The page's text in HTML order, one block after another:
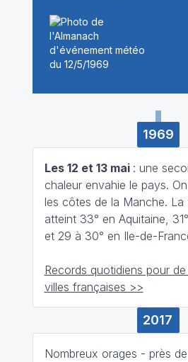
1969
Les 12 et 13 mai : une
chaleur envahie le pays.
les côtes de la Manche. La
atteint 33° en Aquitaine,
et 29 à 30° en Ile-de-
Records quotidiens pour
villes françaises >>
2017
Nombreux orages - près